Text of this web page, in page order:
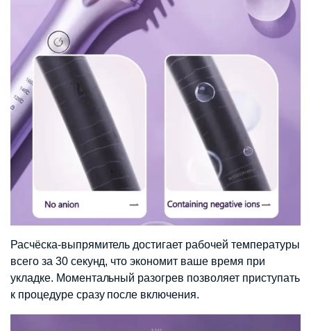
Расчёска-выпрямитель достигает рабочей температуры
всего за 30 секунд, что экономит ваше время при
укладке. Моментальный разогрев позволяет приступать
к процедуре сразу после включения.